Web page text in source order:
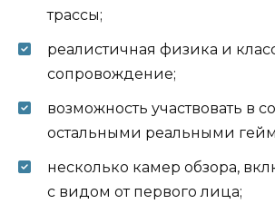
трассы;
реалистичная физика и
сопровождение;
возможность участвовать в
остальными реальными
несколько камер обзора,
с видом от первого лица;